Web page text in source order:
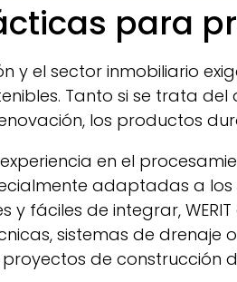
para
y el sector inmobiliario
Tanto si se trata
los productos
en el
adaptadas a los
y fáciles de integrar,WERIT
sistemas de
de construcción